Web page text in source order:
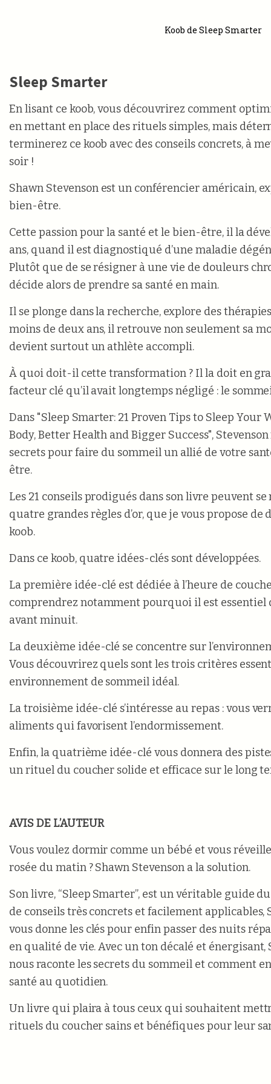
Koob de Sleep Smarter
Sleep Smarter
En lisant ce koob, vous découvrirez comment
en mettant en place des rituels simples, mais
terminerez ce koob avec des conseils concrets, à
soir !
Shawn Stevenson est un conférencier américain,
bien-être.
Cette passion pour la santé et le bien-être, il la
ans, quand il est diagnostiqué d’une maladie
Plutôt que de se résigner à une vie de douleurs
décide alors de prendre sa santé en main.
Il se plonge dans la recherche, explore des
moins de deux ans, il retrouve non seulement sa
devient surtout un athlète accompli.
À quoi doit-il cette transformation ? Il la doit en
facteur clé qu’il avait longtemps négligé : le
Dans "Sleep Smarter: 21 Proven Tips to Sleep Your
Body, Better Health and Bigger Success",
secrets pour faire du sommeil un allié de votre
être.
Les 21 conseils prodigués dans son livre peuvent
quatre grandes règles d’or, que je vous propose de
koob.
Dans ce koob, quatre idées-clés sont développées.
La première idée-clé est dédiée à l’heure de
comprendrez notamment pourquoi il est essentiel
avant minuit.
La deuxième idée-clé se concentre sur
Vous découvrirez quels sont les trois critères
environnement de sommeil idéal.
La troisième idée-clé s’intéresse au repas : vous
aliments qui favorisent l’endormissement.
Enfin, la quatrième idée-clé vous donnera des
un rituel du coucher solide et efficace sur le long
AVIS DE L’AUTEUR
Vous voulez dormir comme un bébé et vous
rosée du matin ? Shawn Stevenson a la solution.
Son livre, “Sleep Smarter”, est un véritable guide
de conseils très concrets et facilement applicables,
vous donne les clés pour enfin passer des nuits
en qualité de vie. Avec un ton décalé et énergisant,
nous raconte les secrets du sommeil et comment
santé au quotidien.
Un livre qui plaira à tous ceux qui souhaitent
rituels du coucher sains et bénéfiques pour leur